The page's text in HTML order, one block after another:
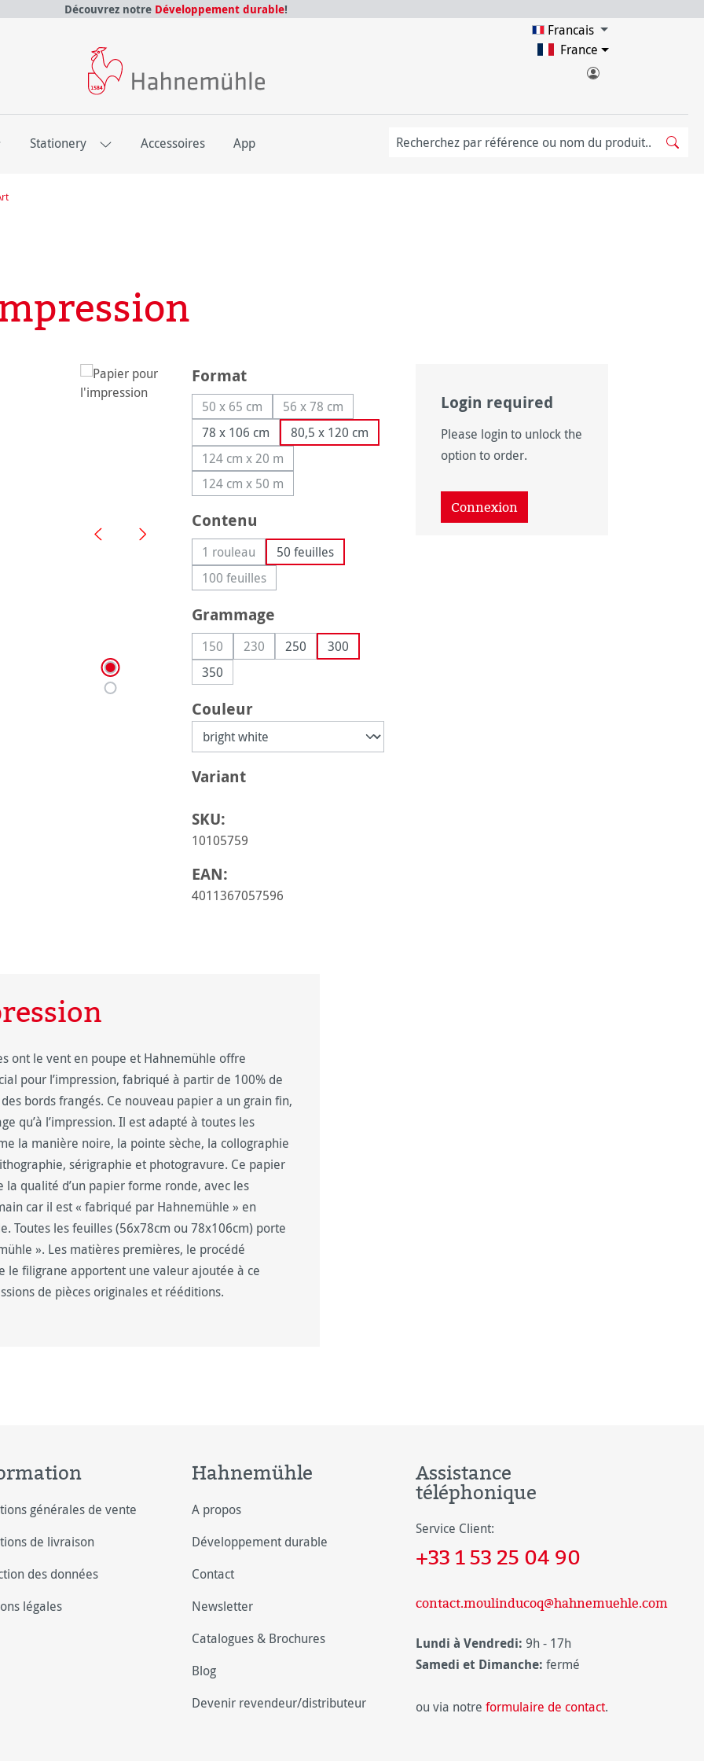
Découvrez notre Développement durable!
Francais
France
Stationery Accessoires App
Sélectionnez
Format
50 x 65 cm(Cette option n'est pas disponible pour le moment.)
56 x 78 cm(Cette option n'est pas disponible pour le moment.)
78 x 106 cm
80,5 x 120 cm
124 cm x 20 m(Cette option n'est pas disponible pour le moment.)
124 cm x 50 m(Cette option n'est pas disponible pour le moment.)
Sélectionnez
Contenu
1 rouleau(Cette option n'est pas disponible pour le moment.)
50 feuilles
100 feuilles(Cette option n'est pas disponible pour le moment.)
Sélectionnez
Grammage
150(Cette option n'est pas disponible pour le moment.)
230(Cette option n'est pas disponible pour le moment.)
250
300
350
Sélectionnez
Couleur
Sélectionnez
Variant
SKU:
10105759
EAN:
4011367057596
Login required
Please login to unlock the
option to order.
Connexion
ont le vent en poupe et Hahnemühle offre
pour l’impression, fabriqué à partir de 100% de
bords frangés. Ce nouveau papier a un grain fin,
qu’à l’impression. Il est adapté à toutes les
la manière noire, la pointe sèche, la collographie
sérigraphie et photogravure. Ce papier
qualité d’un papier forme ronde, avec les
car il est « fabriqué par Hahnemühle » en
Toutes les feuilles (56x78cm ou 78x106cm) porte
». Les matières premières, le procédé
filigrane apportent une valeur ajoutée à ce
de pièces originales et rééditions.
générales de vente
de livraison
des données
légales
Hahnemühle
A propos
Développement durable
Contact
Newsletter
Catalogues & Brochures
Blog
Devenir revendeur/distributeur
Assistance
téléphonique
Service Client:
+33 1 53 25 04 90
contact.moulinducoq@hahnemuehle.com
Lundi à Vendredi: 9h - 17h
Samedi et Dimanche: fermé
ou via notre formulaire de contact.